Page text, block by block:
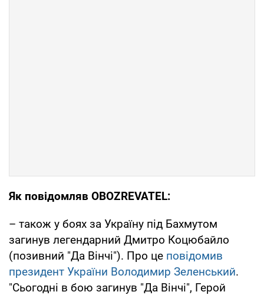
Як повідомляв OBOZREVATEL:
– також у боях за Україну під Бахмутом
загинув легендарний Дмитро Коцюбайло
(позивний "Да Вінчі"). Про це повідомив
президент України Володимир Зеленський.
"Сьогодні в бою загинув "Да Вінчі", Герой